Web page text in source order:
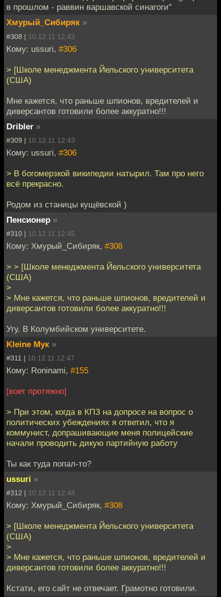
в прошлом - раввин варшавской синагоги"
Хмурый_Сибиряк »
#308 | 10.12.11 12:43
Кому: ussuri, #306
> [Школе менеджмента Йельского университета
(США)
Мне кажется, что раньше шпионов, вредителей и
диверсантов готовили более аккуратно!!!
Dribler »
#309 | 10.12.11 12:43
Кому: ussuri, #306
> В богомерзкой википедии натырил. Там про него
всё прекрасно.
Родом из станицы кущёвской )
Пенсионер »
#310 | 10.12.11 12:45
Кому: Хмурый_Сибиряк, #308
> > [Школе менеджмента Йельского университета
(США)
>
> Мне кажется, что раньше шпионов, вредителей и
диверсантов готовили более аккуратно!!!
Угу. В Колумбийском университете.
Kleine Мук »
#311 | 10.12.11 12:47
Кому: Roninami, #155
[воет протяжно]
> При этом, когда в КПЗ на допросе на вопрос о
политических убеждениях я ответил, что я
коммунист, допрашивающие меня полицейские
начали проводить дикую партийную работу
Ты как туда попал-то?
ussuri »
#312 | 10.12.11 12:48
Кому: Хмурый_Сибиряк, #308
> [Школе менеджмента Йельского университета
(США)
>
> Мне кажется, что раньше шпионов, вредителей и
диверсантов готовили более аккуратно!!!
Кстати, его сайт не отвечает. Грамотно готовили.